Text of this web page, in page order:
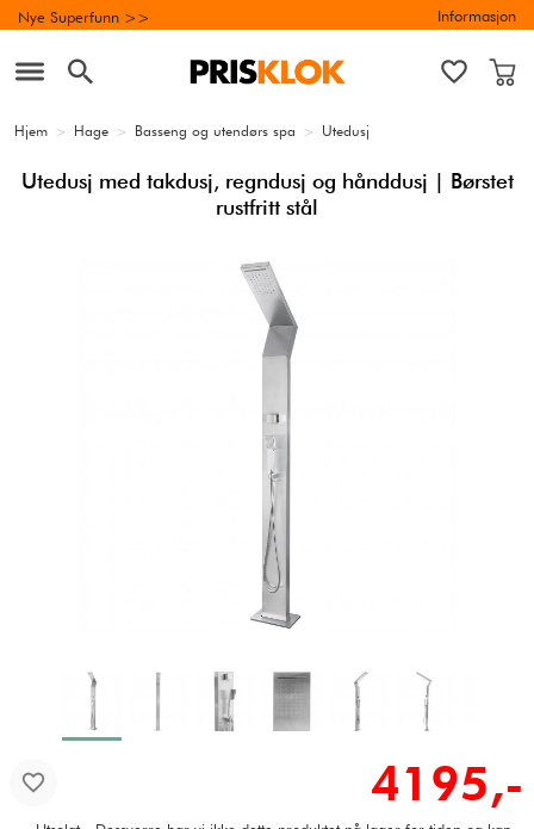
Nye Superfunn >> Informasjon
Hjem > Hage > Basseng og utendørs spa > Utedusj
Utedusj med takdusj, regndusj og hånddusj | Børstet
rustfritt stål
4195,-